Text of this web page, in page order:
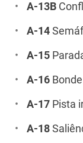
A-13B
A-14
A-15
A-16 Bonde
A-17 Pista
A-18